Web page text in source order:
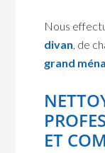
Nous
divan, de
grand
ET